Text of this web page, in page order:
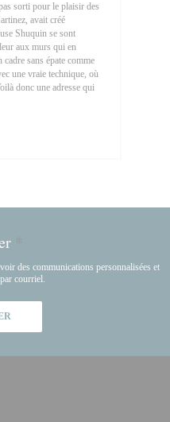
sorti pour le plaisir des
avait créé
Shuquin se sont
aux murs qui en
sans épate comme
une vraie technique, où
donc une adresse qui
*
des communications personnalisées et
courriel.